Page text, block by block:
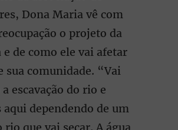
Dona Maria vê com
o projeto da
de como ele vai afetar
sua comunidade. “Vai
escavação do rio e
aqui dependendo de um